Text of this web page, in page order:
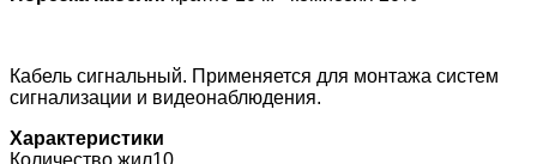
Кабель сигнальный. Применяется для монтажа систем
сигнализации и видеонаблюдения.
Характеристики